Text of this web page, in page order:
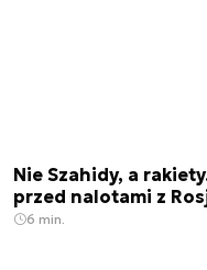
Nie Szahidy, a
przed nalotami z
6 min.